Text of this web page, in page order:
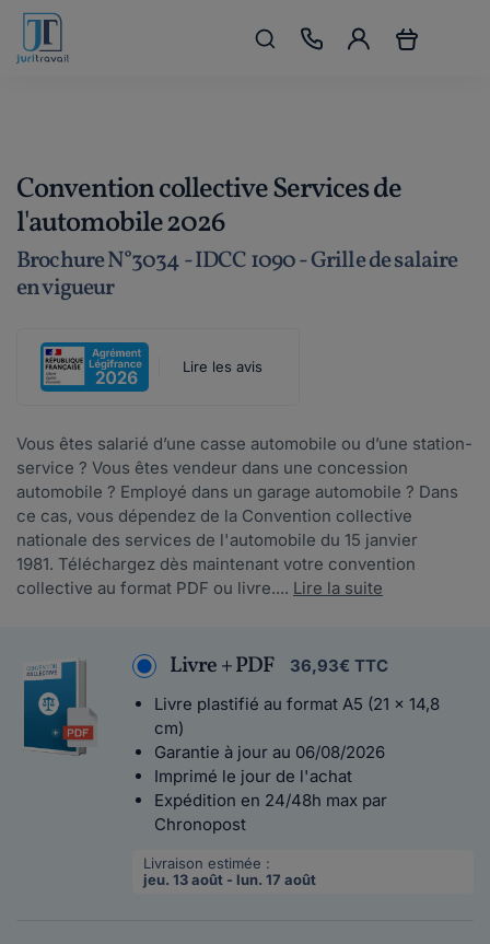
Convention collective Services de
l'automobile 2026
Brochure N°3034 - IDCC 1090 - Grille de salaire
en vigueur
Lire les avis
Vous êtes salarié d’une casse automobile ou d’une station-
service ? Vous êtes vendeur dans une concession
automobile ? Employé dans un garage automobile ? Dans
ce cas, vous dépendez de la Convention collective
nationale des services de l'automobile du 15 janvier
1981. Téléchargez dès maintenant votre convention
collective au format PDF ou livre.... Lire la suite
Livre + PDF
36,93€ TTC
Livre plastifié au format A5 (21 x 14,8
cm)
Garantie à jour au 06/08/2026
Imprimé le jour de l'achat
Expédition en 24/48h max par
Chronopost
Livraison estimée :
jeu. 13 août - lun. 17 août